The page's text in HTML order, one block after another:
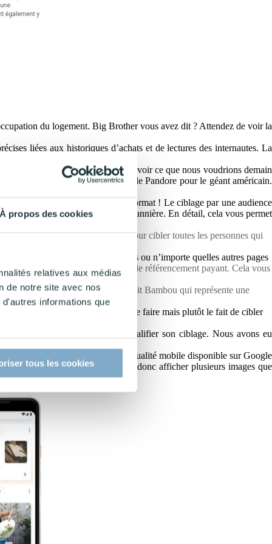
À propos des cookies
relatives aux médias
de notre site avec nos
informations que
tous les cookies
du logement. Big Brother vous avez dit ? Attendez de voir la
liées aux historiques d’achats et de lectures des internautes. La
bricolage.
Mais comment Google peut-il prévoir ce que nous voudrions demain
C’est une réelle boîte de Pandore pour le géant américain.
vous de maîtriser ce nouveau format ! Le ciblage par une audience
qui permettent l’apparition de bannière. En détail, cela vous permet
terme “référencement payant” pour cibler toutes les personnes qui
des pages de partenaires ou n’importe quelles autres pages
ne pouvez pas concurrencer sur le référencement payant. Cela vous
d’une application comme Petit Bambou qui représente une
zone comme nous pouvons déjà le faire mais plutôt le fait de cibler
à son public et savoir qualifier son ciblage. Nous avons eu
il s’agit d’être présent dans l’actualité mobile disponible sur Google
sur Facebook. Vous pouvez donc afficher plusieurs images que